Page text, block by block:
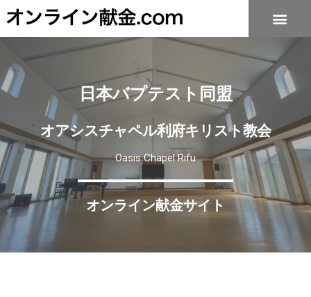
日本バプテスト同盟
オアシスチャペル利府キリスト教会
Oasis Chapel Rifu
オンライン献金サイト